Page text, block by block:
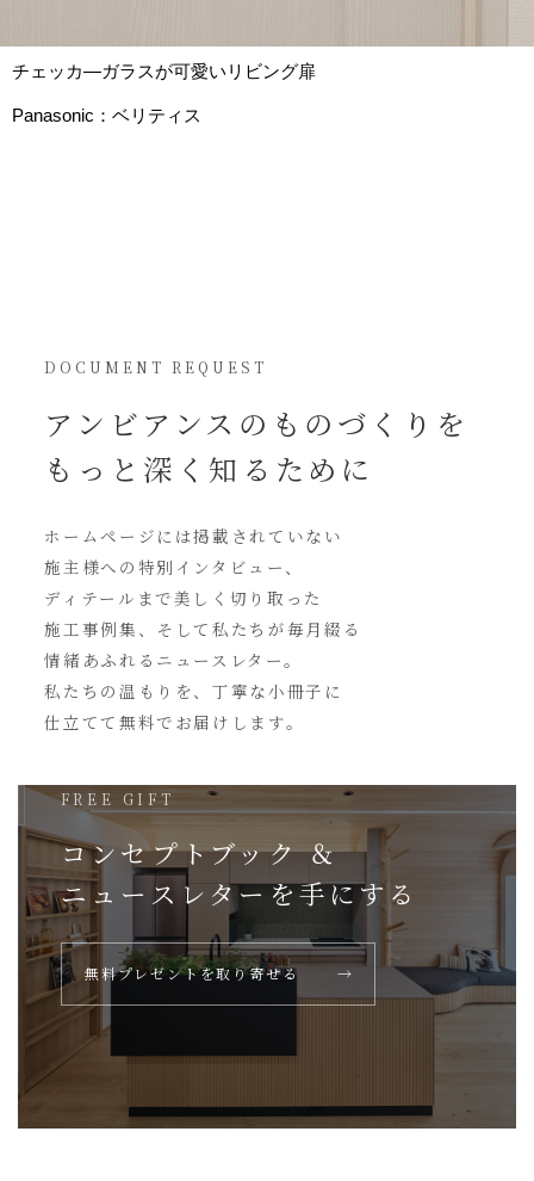
チェッカ―ガラスが可愛いリビング扉
Panasonic：ベリティス
DOCUMENT REQUEST
アンビアンスの ものづくりを
もっと深く知るために
ホームページには掲載されていない
施主様への特別インタビュー、
ディテールまで美しく切り取った
施工事例集、そして私たちが毎月綴る
情緒あふれるニュースレター。
私たちの温もりを、丁寧な小冊子に
仕立てて無料でお届けします。
FREE GIFT
コンセプトブック ＆
ニュースレターを手にする
無料プレゼントを取り寄せる →